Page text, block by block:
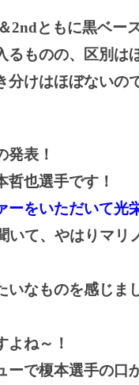
2ndともに黒ベー
るものの、区別は
分けはほぼないの
発表！
哲也選手です！
ーをいただいて光
いて、やはりマリ
いなものを感じま
よね～！
ーで榎本選手の口